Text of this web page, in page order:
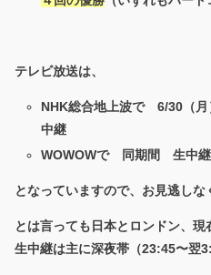
テレビ放送は、
NHK総合地上波で 6/30（月
中継
WOWOWで 同期間 生中継
となっていますので、お見逃しな
とは言っても日本とロンドン、現
生中継は主に深夜帯（23:45〜翌